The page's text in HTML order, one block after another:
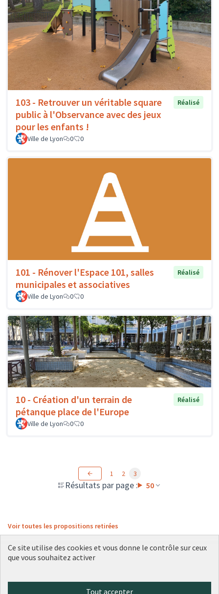
103 - Retrouver un véritable square
public à l'Observance avec des jeux
pour les enfants !
Réalisé
Ville de Lyon 0 0
101 - Rénover l'Espace 101, salles
municipales et associatives
Réalisé
Ville de Lyon 0 0
10 - Création d'un terrain de
pétanque place de l'Europe
Réalisé
Ville de Lyon 0 0
Résultats par page : 50
1 2 3
Voir toutes les propositions retirées
Ce site utilise des cookies et vous donne le contrôle sur ceux
que vous souhaitez activer
Tout accepter